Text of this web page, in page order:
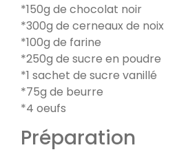
*150g de chocolat noir
*300g de cerneaux de noix
*100g de farine
*250g de sucre en poudre
*1 sachet de sucre vanillé
*75g de beurre
*4 oeufs
Préparation